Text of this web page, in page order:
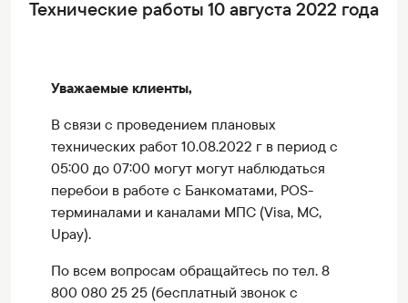
Технические работы 10 августа 2022 года
Уважаемые клиенты,
В связи с проведением плановых
технических работ 10.08.2022 г в период с
05:00 до 07:00 могут могут наблюдаться
перебои в работе с Банкоматами, POS-
терминалами и каналами МПС (Visa, MC,
Upay).
По всем вопросам обращайтесь по тел. 8
800 080 25 25 (бесплатный звонок с